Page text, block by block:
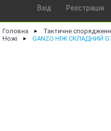
Вхід Реєстрація
Головна ► Тактичне
Ножі ► GANZO НІЖ СКЛАДНИЙ